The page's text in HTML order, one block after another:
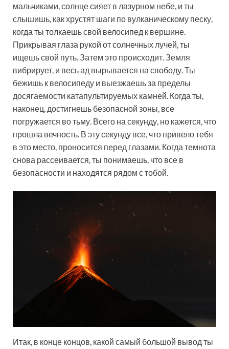
мальчиками, солнце сияет в лазурном небе, и ты
слышишь, как хрустят шаги по вулканическому песку,
когда ты толкаешь свой велосипед к вершине.
Прикрывая глаза рукой от солнечных лучей, ты
ищешь свой путь. Затем это происходит. Земля
вибрирует, и весь ад вырывается на свободу. Ты
бежишь к велосипеду и выезжаешь за пределы
досягаемости катапультируемых камней. Когда ты,
наконец, достигнешь безопасной зоны, все
погружается во тьму. Всего на секунду, но кажется, что
прошла вечность. В эту секунду все, что привело тебя
в это место, проносится перед глазами. Когда темнота
снова рассеивается, ты понимаешь, что все в
безопасности и находятся рядом с тобой.
Итак, в конце концов, какой самый большой вывод ты